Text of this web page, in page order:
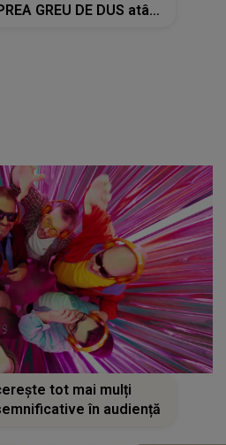
GREU DE DUS atât
tot mai mulți
în audiență